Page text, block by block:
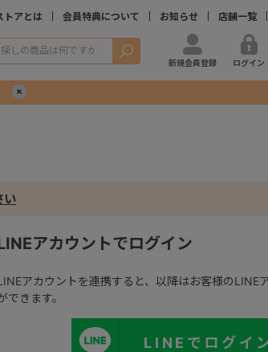
トアとは 会員特典について お知らせ 店舗一覧
検索
新規会員登録 ログイン
い
アカウントでログイン
アカウントを連携すると、以降はお客様のLINE
できます。
LINEでログイ